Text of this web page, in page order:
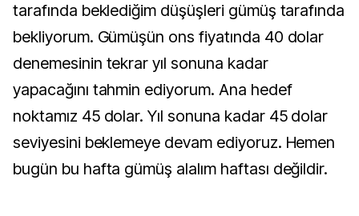
tarafında beklediğim düşüşleri gümüş tarafında
bekliyorum. Gümüşün ons fiyatında 40 dolar
denemesinin tekrar yıl sonuna kadar
yapacağını tahmin ediyorum. Ana hedef
noktamız 45 dolar. Yıl sonuna kadar 45 dolar
seviyesini beklemeye devam ediyoruz. Hemen
bugün bu hafta gümüş alalım haftası değildir.